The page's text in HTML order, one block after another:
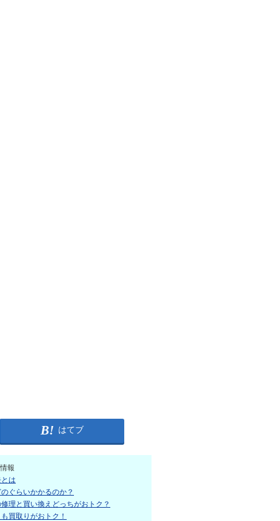
はてブ
報
は
ぐらいかかるのか？
理と買い換えどっちがおトク？
買取りがおトク！